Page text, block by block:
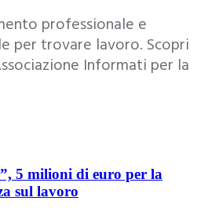
professionale e
per trovare lavoro. Scopri
Informati per la
5 milioni di euro per la
sul lavoro